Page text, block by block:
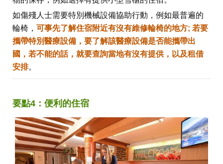
如傷殘人士需要特別機械設備協助行動，例如最普遍的
輪椅， 可事先了解住宿附近有沒有維修輪椅的地方; 若要
攜帶特別醫療設備，要了解該醫療設備是否能攜帶出
國，若不能的話，就要查詢當地有沒有提供，以及租借
安排。
要點4：便利的住宿